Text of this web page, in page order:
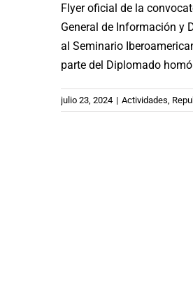
Flyer oficial de la
General de Información y
al Seminario
parte del Diplomado
julio 23, 2024 | Actividades